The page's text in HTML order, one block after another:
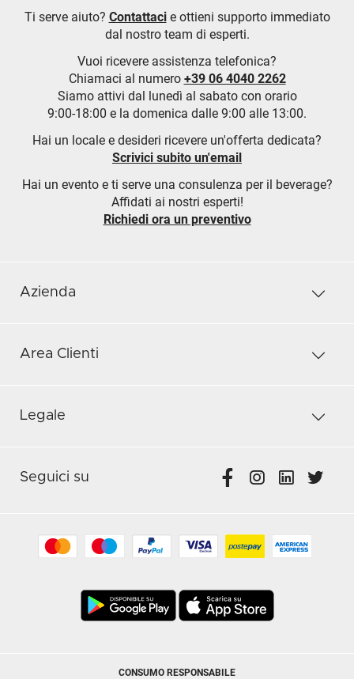
Ti serve aiuto? Contattacie ottieni supporto immediato
dal nostro team di esperti.
Vuoi ricevere assistenza telefonica?
Chiamaci al numero +39 06 4040 2262
Siamo attivi dal lunedì al sabato con orario
9:00-18:00 e la domenica dalle 9:00 alle 13:00.
Hai un locale e desideri ricevere un'offerta dedicata?
Scrivici subito un'email
Hai un evento e ti serve una consulenza per il beverage?
Affidati ai nostri esperti!
Richiedi ora un preventivo
Azienda
Area Clienti
Legale
Seguici su
CONSUMO RESPONSABILE